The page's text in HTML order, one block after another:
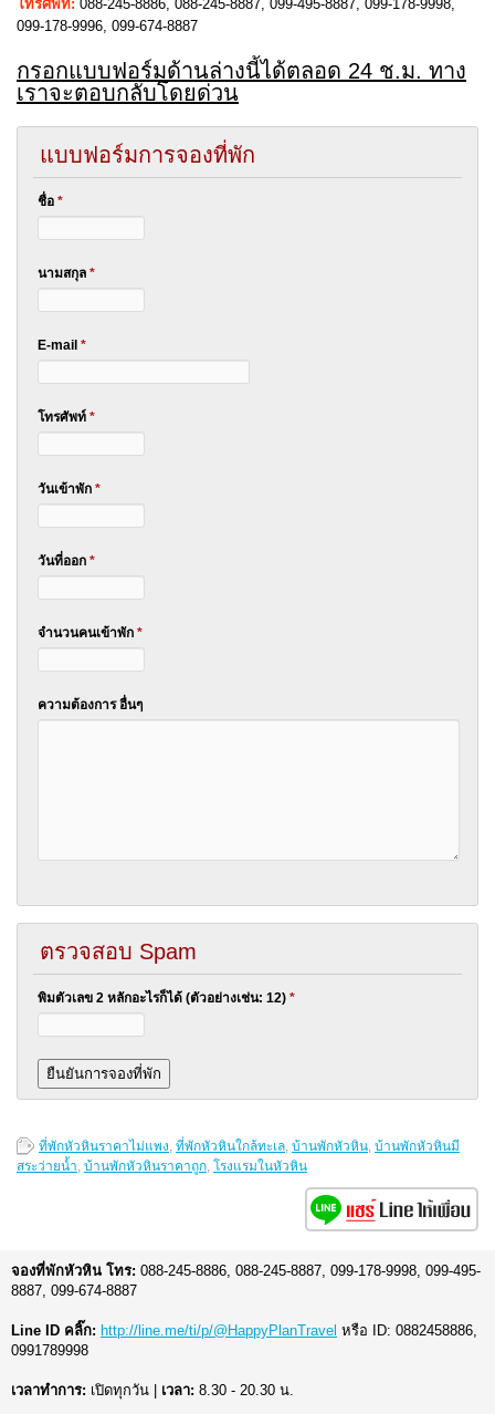
โทรศัพท์: 088-245-8886, 088-245-8887, 099-495-8887, 099-178-9998,
099-178-9996, 099-674-8887
กรอกแบบฟอร์มด้านล่างนี้ได้ตลอด 24 ช.ม. ทาง
เราจะตอบกลับโดยด่วน
แบบฟอร์มการจองที่พัก
ชื่อ *
นามสกุล *
E-mail *
โทรศัพท์ *
วันเข้าพัก *
วันที่ออก *
จำนวนคนเข้าพัก *
ความต้องการ อื่นๆ
ตรวจสอบ Spam
พิมตัวเลข 2 หลักอะไรก็ได้ (ตัวอย่างเช่น: 12) *
ที่พักหัวหินราคาไม่แพง, ที่พักหัวหินใกล้ทะเล, บ้านพักหัวหิน, บ้านพักหัวหินมี
สระว่ายน้ำ, บ้านพักหัวหินราคาถูก, โรงแรมในหัวหิน
จองที่พักหัวหิน โทร: 088-245-8886, 088-245-8887, 099-178-9998, 099-495-
8887, 099-674-8887
Line ID คลิ๊ก: http://line.me/ti/p/@HappyPlanTravel หรือ ID: 0882458886,
0991789998
เวลาทำการ: เปิดทุกวัน | เวลา: 8.30 - 20.30 น.